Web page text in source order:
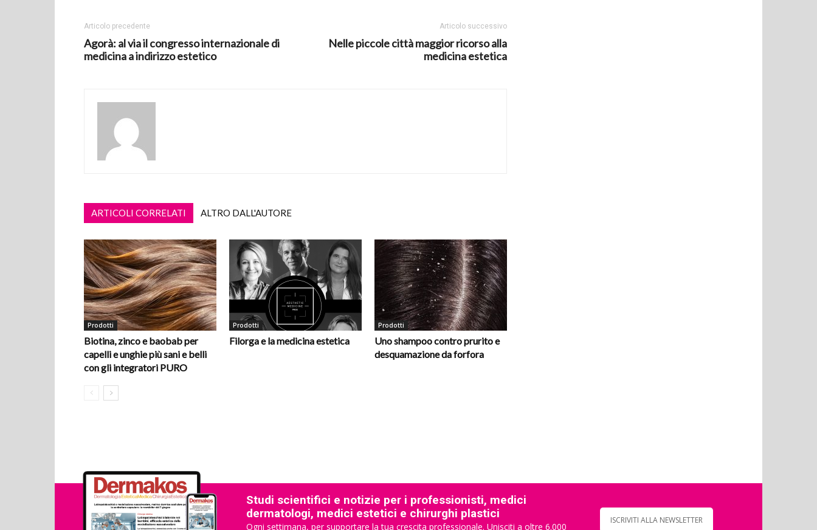
Articolo precedente
Agorà: al via il congresso internazionale di
medicina a indirizzo estetico
Articolo successivo
Nelle piccole città maggior ricorso alla
medicina estetica
ARTICOLI CORRELATI ALTRO DALL'AUTORE
Prodotti
Biotina, zinco e baobab per
capelli e unghie più sani e belli
con gli integratori PURO
Prodotti
Filorga e la medicina estetica
Prodotti
Uno shampoo contro prurito e
desquamazione da forfora
Studi scientifici e notizie per i professionisti, medici
dermatologi, medici estetici e chirurghi plastici
Ogni settimana, per supportare la tua crescita professionale. Unisciti a oltre 6.000
ISCRIVITI ALLA NEWSLETTER